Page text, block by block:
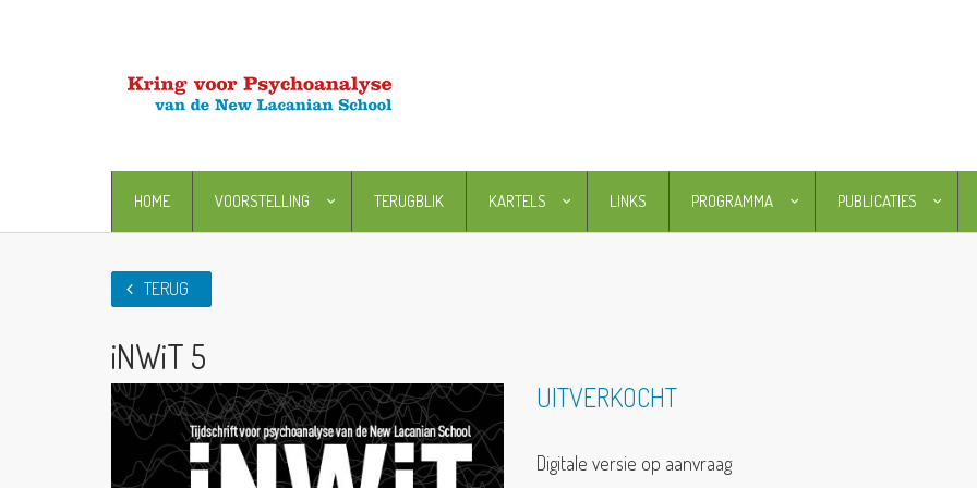
HOME VOORSTELLING TERUGBLIK KARTELS LINKS PROGRAMMA PUBLICATIES
TERUG
iNWiT 5
UITVERKOCHT
Digitale versie op aanvraag